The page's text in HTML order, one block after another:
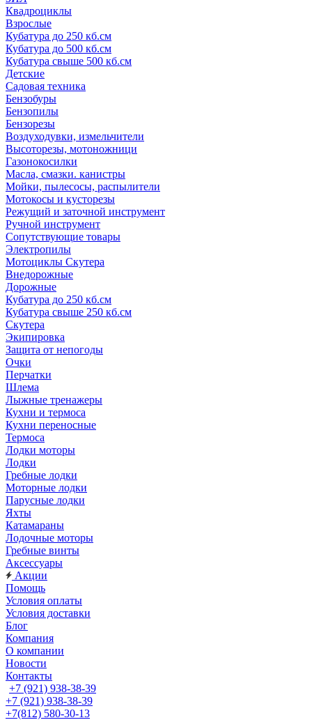
Квадроциклы
Взрослые
Кубатура до 250 кб.см
Кубатура до 500 кб.см
Кубатура свыше 500 кб.см
Детские
Садовая техника
Бензобуры
Бензопилы
Бензорезы
Воздуходувки, измельчители
Высоторезы, мотоножници
Газонокосилки
Масла, смазки. канистры
Мойки, пылесосы, распылители
Мотокосы и кусторезы
Режущий и заточной инструмент
Ручной инструмент
Сопутствующие товары
Электропилы
Мотоциклы Скутера
Внедорожные
Дорожные
Кубатура до 250 кб.см
Кубатура свыше 250 кб.см
Скутера
Экипировка
Защита от непогоды
Очки
Перчатки
Шлема
Лыжные тренажеры
Кухни и термоса
Кухни переносные
Термоса
Лодки моторы
Лодки
Гребные лодки
Моторные лодки
Парусные лодки
Яхты
Катамараны
Лодочные моторы
Гребные винты
Аксессуары
Акции
Помощь
Условия оплаты
Условия доставки
Блог
Компания
О компании
Новости
Контакты
+7 (921) 938-38-39
+7 (921) 938-38-39
+7(812) 580-30-13